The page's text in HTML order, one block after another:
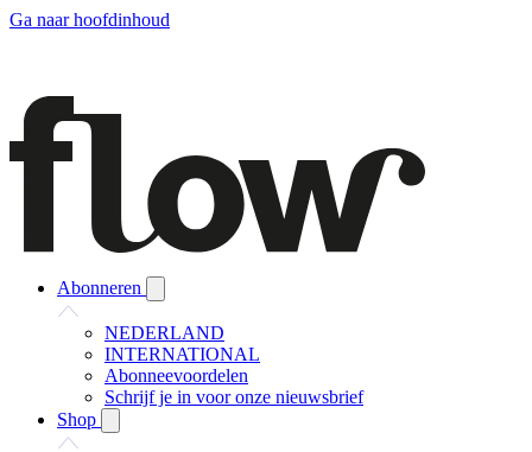
Ga naar hoofdinhoud
Abonneren
NEDERLAND
INTERNATIONAL
Abonneevoordelen
Schrijf je in voor onze nieuwsbrief
Shop